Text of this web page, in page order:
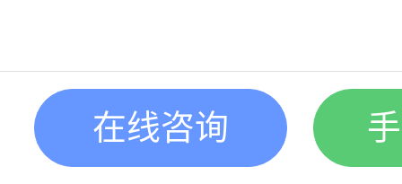
在线咨询